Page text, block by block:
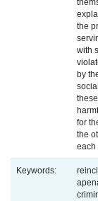
the
with
by
for
the
each
Keywords: